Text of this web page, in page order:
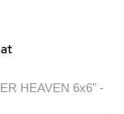
HEAVEN 6x6" -